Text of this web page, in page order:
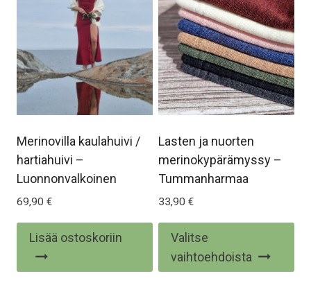
Merinovilla kaulahuivi /
hartiahuivi –
Luonnonvalkoinen
69,90 €
Lisää ostoskoriin
Lasten ja nuorten
merinokypärämyssy –
Tummanharmaa
33,90 €
Valitse
vaihtoehdoista
on